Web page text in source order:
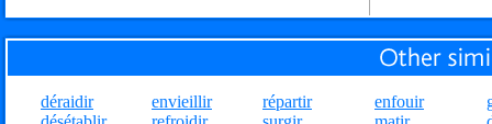
déraidir
envieillir
répartir
enfouir